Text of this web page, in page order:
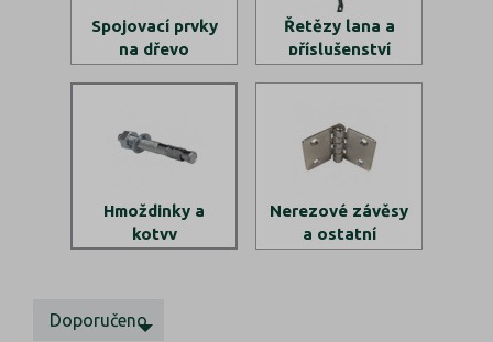
Spojovací prvky
na dřevo
Řetězy lana a
příslušenství
Hmoždinky a
kotvy
Nerezové závěsy
a ostatní
Doporučeno